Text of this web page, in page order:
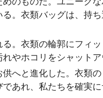
。衣類バッグは、持
。衣類の輪郭にフィ
やホコリをシャット
へと進化した。衣類
あれ、私たちを確実に